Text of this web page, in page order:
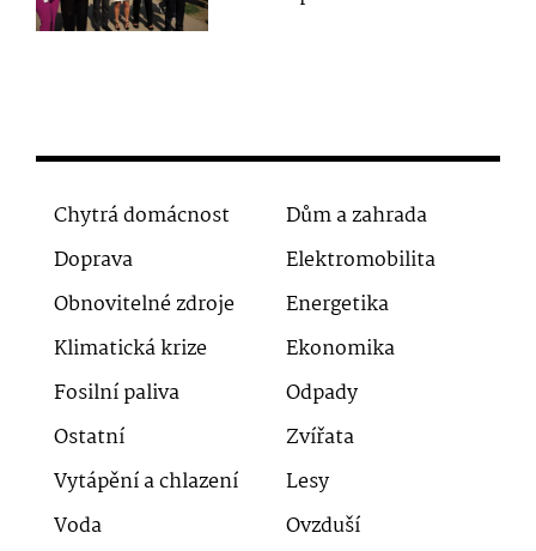
Chytrá domácnost
Dům a zahrada
Doprava
Elektromobilita
Obnovitelné zdroje
Energetika
Klimatická krize
Ekonomika
Fosilní paliva
Odpady
Ostatní
Zvířata
Vytápění a chlazení
Lesy
Voda
Ovzduší